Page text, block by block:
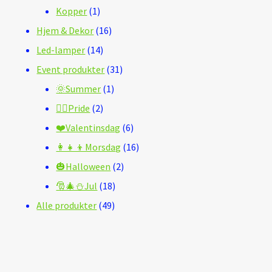
Kopper 11
produkt
Hjem & Dekor 1616
Led-lamper 1414
produkter
Event produkter 3131
🌞Summer 11
🏳️‍🌈Pride 22
produkter
❤️Valentinsdag 66
produkter
👩‍👧‍👦Morsdag 1616
🎃Halloween 22
🎅🎄⛄Jul 1818
produkter
Alle produkter 4949